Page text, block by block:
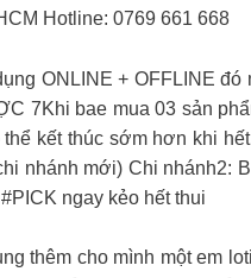
Hotline: 0769 661 668
ONLINE + OFFLINE
7Khi bae mua 03 sản
kết thúc sớm hơn khi
nhánh mới) Chi nhánh2:
ngay kẻo hết thui
thêm cho mình một em